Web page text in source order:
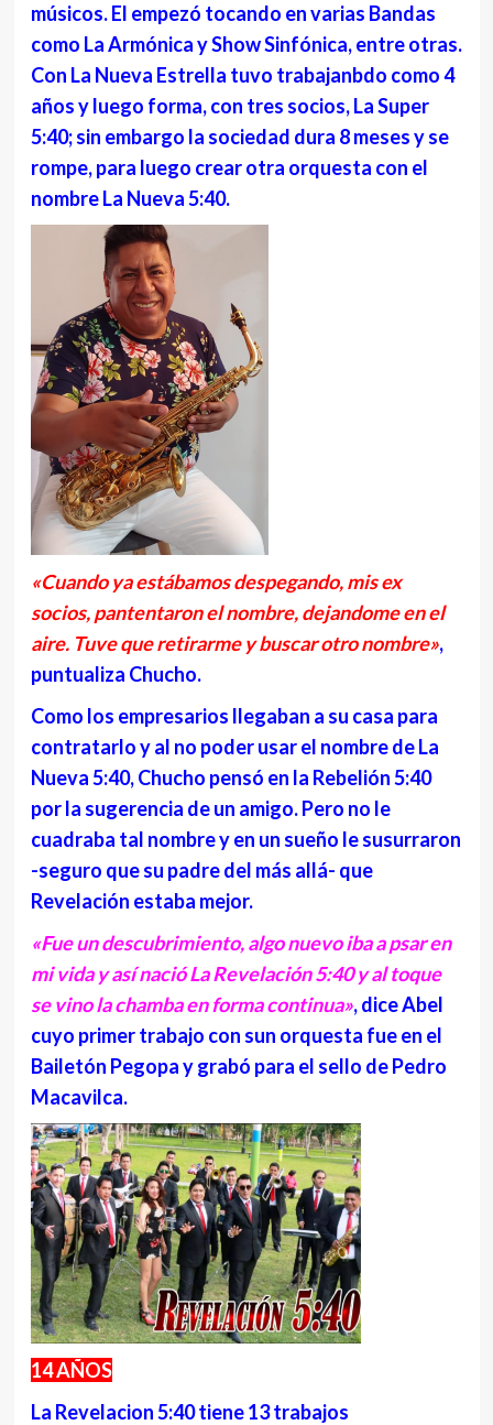
músicos. El empezó tocando en varias Bandas
como La Armónica y Show Sinfónica, entre otras.
Con La Nueva Estrella tuvo trabajanbdo como 4
años y luego forma, con tres socios, La Super
5:40; sin embargo la sociedad dura 8 meses y se
rompe, para luego crear otra orquesta con el
nombre La Nueva 5:40.
«Cuando ya estábamos despegando, mis ex
socios, pantentaron el nombre, dejandome en el
aire. Tuve que retirarme y buscar otro nombre»,
puntualiza Chucho.
Como los empresarios llegaban a su casa para
contratarlo y al no poder usar el nombre de La
Nueva 5:40, Chucho pensó en la Rebelión 5:40
por la sugerencia de un amigo. Pero no le
cuadraba tal nombre y en un sueño le susurraron
-seguro que su padre del más allá- que
Revelación estaba mejor.
«Fue un descubrimiento, algo nuevo iba a psar en
mi vida y así nació La Revelación 5:40 y al toque
se vino la chamba en forma continua», dice Abel
cuyo primer trabajo con sun orquesta fue en el
Bailetón Pegopa y grabó para el sello de Pedro
Macavilca.
14 AÑOS
La Revelacion 5:40 tiene 13 trabajos